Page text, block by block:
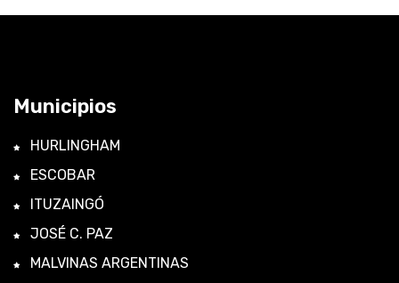
Municipios
HURLINGHAM
ESCOBAR
ITUZAINGÓ
JOSÉ C. PAZ
MALVINAS ARGENTINAS